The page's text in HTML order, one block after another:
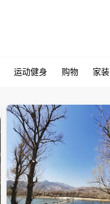
运动健身 购物 家装